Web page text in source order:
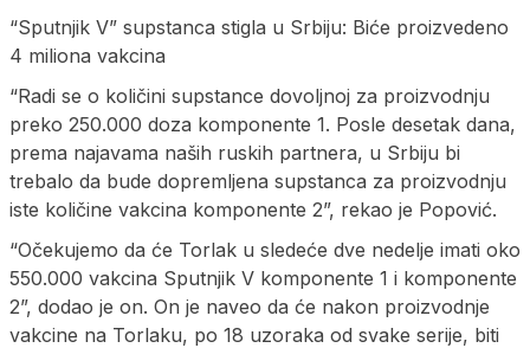
“Sputnjik V” supstanca stigla u Srbiju: Biće proizvedeno
4 miliona vakcina
“Radi se o količini supstance dovoljnoj za proizvodnju
preko 250.000 doza komponente 1. Posle desetak dana,
prema najavama naših ruskih partnera, u Srbiju bi
trebalo da bude dopremljena supstanca za proizvodnju
iste količine vakcina komponente 2”, rekao je Popović.
“Očekujemo da će Torlak u sledeće dve nedelje imati oko
550.000 vakcina Sputnjik V komponente 1 i komponente
2”, dodao je on. On je naveo da će nakon proizvodnje
vakcine na Torlaku, po 18 uzoraka od svake serije, biti